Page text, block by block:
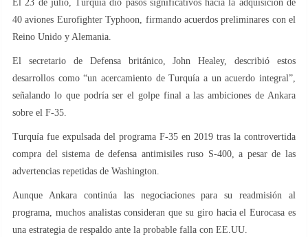
El 23 de julio, Turquía dio pasos significativos hacia la adquisición de
40 aviones Eurofighter Typhoon, firmando acuerdos preliminares con el
Reino Unido y Alemania.
El secretario de Defensa británico, John Healey, describió estos
desarrollos como “un acercamiento de Turquía a un acuerdo integral”,
señalando lo que podría ser el golpe final a las ambiciones de Ankara
sobre el F-35.
Turquía fue expulsada del programa F-35 en 2019 tras la controvertida
compra del sistema de defensa antimisiles ruso S-400, a pesar de las
advertencias repetidas de Washington.
Aunque Ankara continúa las negociaciones para su readmisión al
programa, muchos analistas consideran que su giro hacia el Eurocasa es
una estrategia de respaldo ante la probable falla con EE.UU.